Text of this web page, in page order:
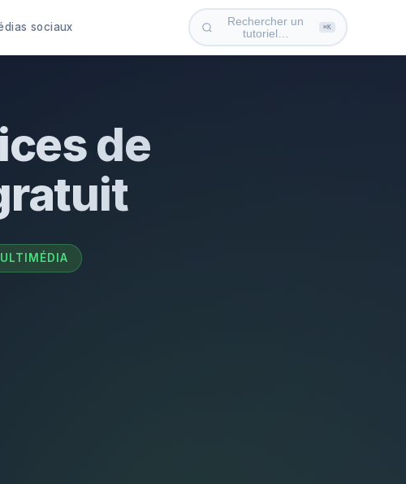
sociaux
Rechercher un
tutoriel…
⌘K
de